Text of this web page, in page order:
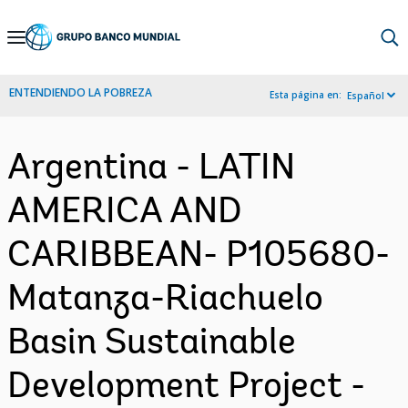
Skip
Navigation
ENTENDIENDO LA POBREZA Esta página en: Español
Argentina - LATIN
AMERICA AND
CARIBBEAN- P105680-
Matanza-Riachuelo
Basin Sustainable
Development Project -